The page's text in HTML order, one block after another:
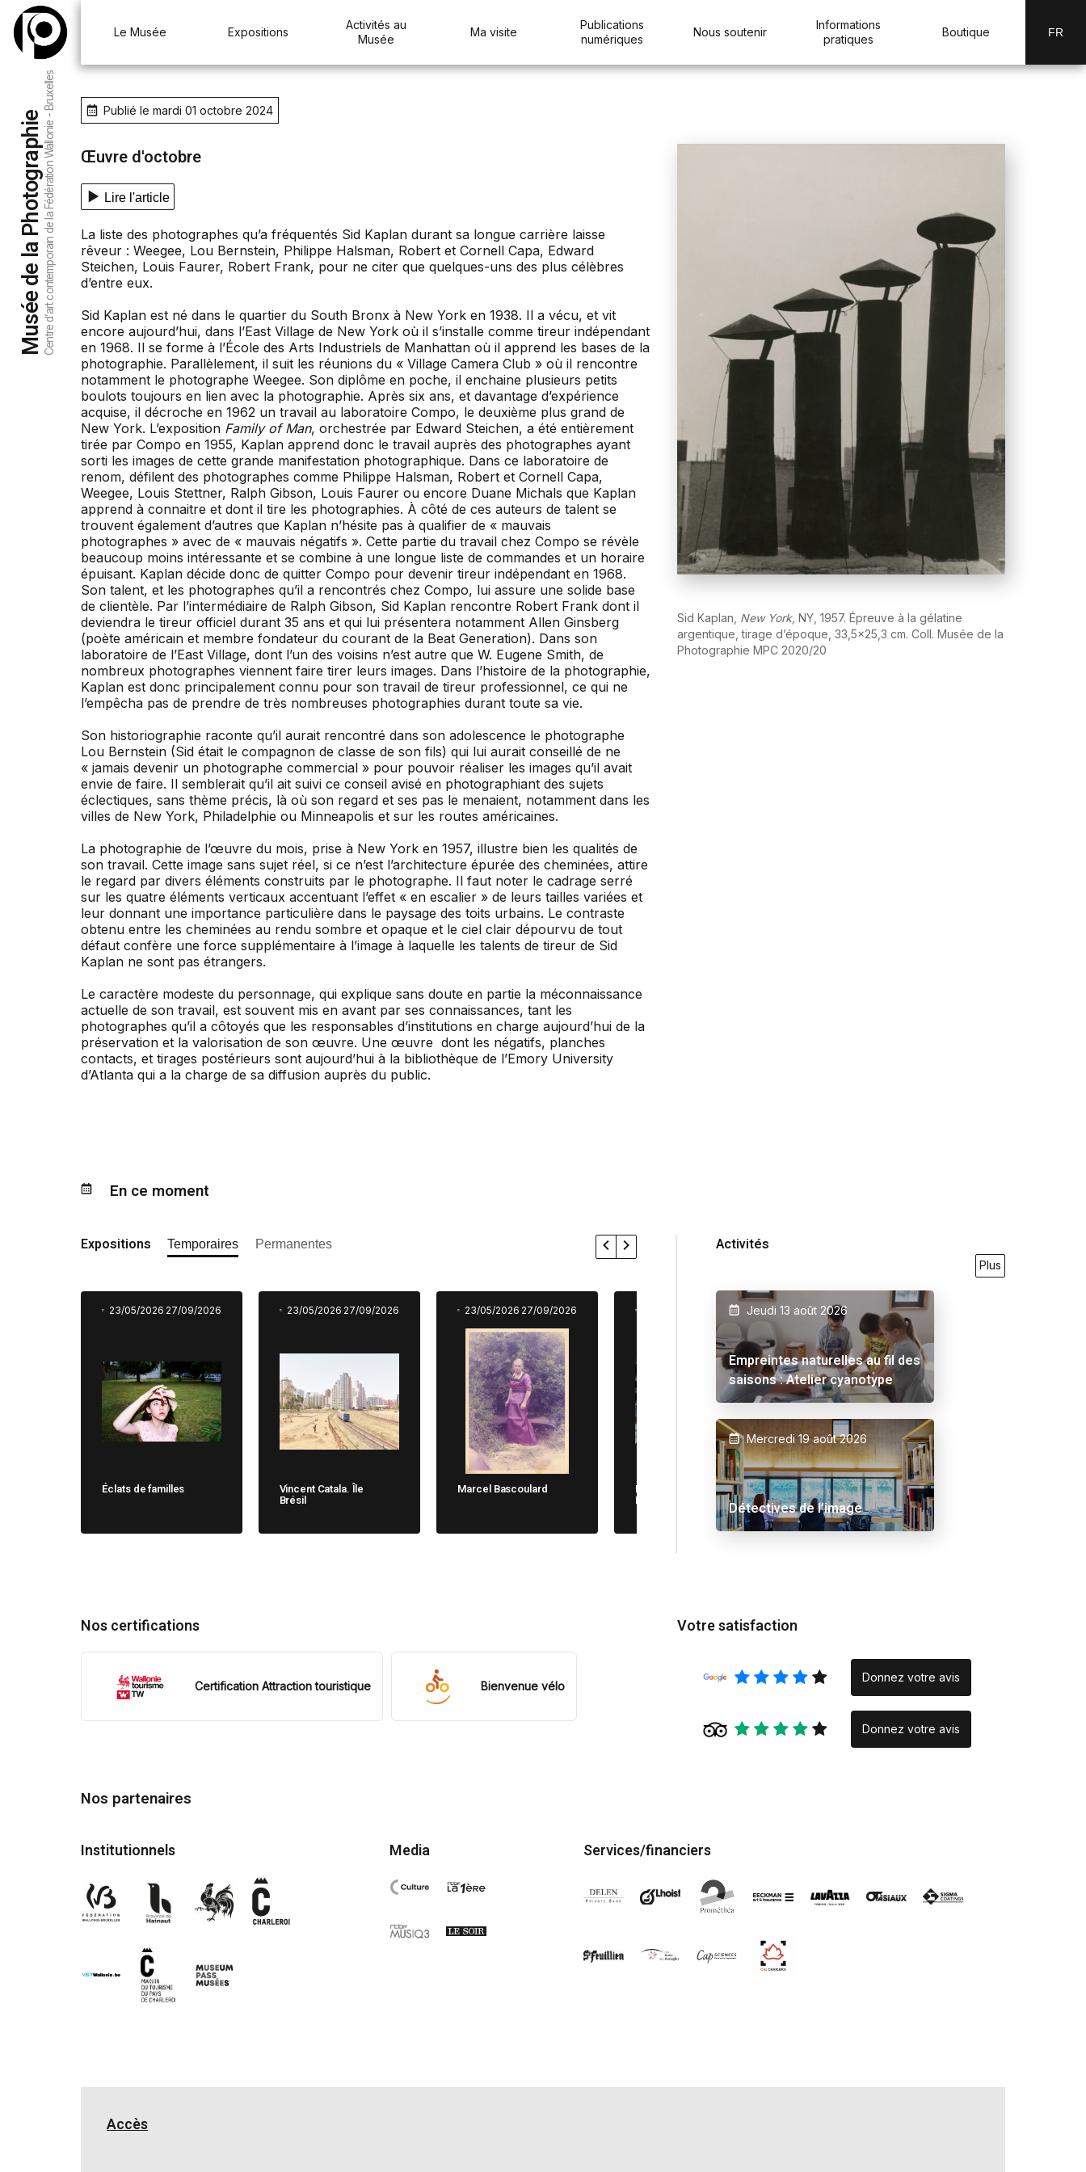
Musée de la PhotographieCentre d’art contemporain de la Fédération Wallonie - Bruxelles
Le Musée Expositions
Activités au
Musée
Ma visite
Publications
numériques
Nous soutenir
Informations
pratiques
Boutique FR
Publié le mardi 01 octobre 2024
Œuvre d'octobre
Lire l'article
La liste des photographes qu’a fréquentés Sid Kaplan durant sa longue carrière laisse
rêveur : Weegee, Lou Bernstein, Philippe Halsman, Robert et Cornell Capa, Edward
Steichen, Louis Faurer, Robert Frank, pour ne citer que quelques-uns des plus célèbres
d’entre eux.
Sid Kaplan est né dans le quartier du South Bronx à New York en 1938. Il a vécu, et vit
encore aujourd’hui, dans l’East Village de New York où il s’installe comme tireur indépendant
en 1968. Il se forme à l’École des Arts Industriels de Manhattan où il apprend les bases de la
photographie. Parallèlement, il suit les réunions du « Village Camera Club » où il rencontre
notamment le photographe Weegee. Son diplôme en poche, il enchaine plusieurs petits
boulots toujours en lien avec la photographie. Après six ans, et davantage d’expérience
acquise, il décroche en 1962 un travail au laboratoire Compo, le deuxième plus grand de
New York. L’exposition Family of Man, orchestrée par Edward Steichen, a été entièrement
tirée par Compo en 1955, Kaplan apprend donc le travail auprès des photographes ayant
sorti les images de cette grande manifestation photographique. Dans ce laboratoire de
renom, défilent des photographes comme Philippe Halsman, Robert et Cornell Capa,
Weegee, Louis Stettner, Ralph Gibson, Louis Faurer ou encore Duane Michals que Kaplan
apprend à connaitre et dont il tire les photographies. À côté de ces auteurs de talent se
trouvent également d’autres que Kaplan n’hésite pas à qualifier de « mauvais
photographes » avec de « mauvais négatifs ». Cette partie du travail chez Compo se révèle
beaucoup moins intéressante et se combine à une longue liste de commandes et un horaire
épuisant. Kaplan décide donc de quitter Compo pour devenir tireur indépendant en 1968.
Son talent, et les photographes qu’il a rencontrés chez Compo, lui assure une solide base
de clientèle. Par l’intermédiaire de Ralph Gibson, Sid Kaplan rencontre Robert Frank dont il
deviendra le tireur officiel durant 35 ans et qui lui présentera notamment Allen Ginsberg
(poète américain et membre fondateur du courant de la Beat Generation). Dans son
laboratoire de l’East Village, dont l’un des voisins n’est autre que W. Eugene Smith, de
nombreux photographes viennent faire tirer leurs images. Dans l’histoire de la photographie,
Kaplan est donc principalement connu pour son travail de tireur professionnel, ce qui ne
l’empêcha pas de prendre de très nombreuses photographies durant toute sa vie.
Son historiographie raconte qu’il aurait rencontré dans son adolescence le photographe
Lou Bernstein (Sid était le compagnon de classe de son fils) qui lui aurait conseillé de ne
« jamais devenir un photographe commercial » pour pouvoir réaliser les images qu’il avait
envie de faire. Il semblerait qu’il ait suivi ce conseil avisé en photographiant des sujets
éclectiques, sans thème précis, là où son regard et ses pas le menaient, notamment dans les
villes de New York, Philadelphie ou Minneapolis et sur les routes américaines.
La photographie de l’œuvre du mois, prise à New York en 1957, illustre bien les qualités de
son travail. Cette image sans sujet réel, si ce n’est l’architecture épurée des cheminées, attire
le regard par divers éléments construits par le photographe. Il faut noter le cadrage serré
sur les quatre éléments verticaux accentuant l’effet « en escalier » de leurs tailles variées et
leur donnant une importance particulière dans le paysage des toits urbains. Le contraste
obtenu entre les cheminées au rendu sombre et opaque et le ciel clair dépourvu de tout
défaut confère une force supplémentaire à l’image à laquelle les talents de tireur de Sid
Kaplan ne sont pas étrangers.
Le caractère modeste du personnage, qui explique sans doute en partie la méconnaissance
actuelle de son travail, est souvent mis en avant par ses connaissances, tant les
photographes qu’il a côtoyés que les responsables d’institutions en charge aujourd’hui de la
préservation et la valorisation de son œuvre. Une œuvre dont les négatifs, planches
contacts, et tirages postérieurs sont aujourd’hui à la bibliothèque de l’Emory University
d’Atlanta qui a la charge de sa diffusion auprès du public.
Sid Kaplan, New York, NY, 1957. Épreuve à la gélatine
argentique, tirage d’époque, 33,5x25,3 cm. Coll. Musée de la
Photographie MPC 2020/20
En ce moment
Expositions Temporaires Permanentes
23/05/2026 27/09/2026
Éclats de familles
23/05/2026 27/09/2026
Vincent Catala. Île
Brésil
23/05/2026 27/09/2026
Marcel Bascoulard
27/09/2026
Michela Cane. Chi Ama
Non Dimentica
23/05/2026 27/09/2026
Alex Schuurbiers.
Placeholder
Activités
Plus
Jeudi 13 août 2026
Empreintes naturelles au fil des
saisons : Atelier cyanotype
Mercredi 19 août 2026
Détectives de l’image
Nos certifications
Certification Attraction touristique Bienvenue vélo
Votre satisfaction
Donnez votre avis
Donnez votre avis
Nos partenaires
Institutionnels Media Services/financiers
Accès